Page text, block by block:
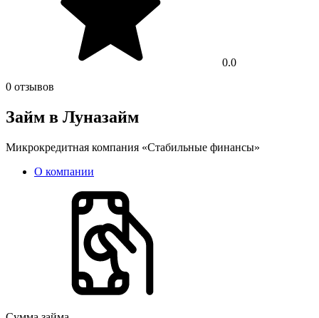
0.0
0 отзывов
Займ в Луназайм
Микрокредитная компания «Стабильные финансы»
О компании